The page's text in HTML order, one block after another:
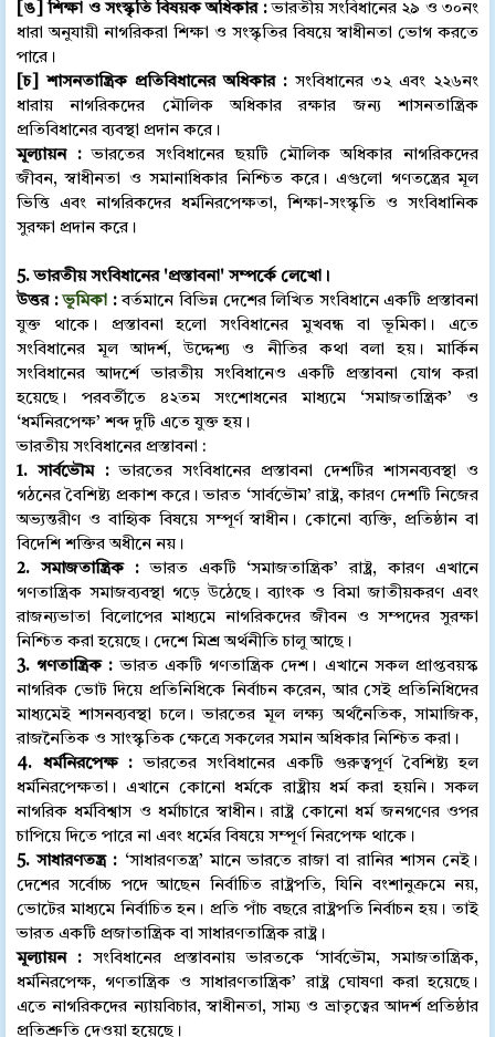
[ঙ] শিক্ষা ও সংস্কৃতি বিষয়ক অধিকার :ভারতীয় সংবিধানের ২৯ ও ৩০নং
ধারা অনুযায়ী নাগরিকরা শিক্ষা ও সংস্কৃতির বিষয়ে স্বাধীনতা ভোগ করতে
পারে।
[চ] শাসনতান্ত্রিক প্রতিবিধানের অধিকার : সংবিধানের ৩২ এবং ২২৬নং
ধারায় নাগরিকদের মৌলিক অধিকার রক্ষার জন্য শাসনতান্ত্রিক
প্রতিবিধানের ব্যবস্থা প্রদান করে।
মূল্যায়ন :ভারতের সংবিধানের ছয়টি মৌলিক অধিকার নাগরিকদের
জীবন, স্বাধীনতা ও সমানাধিকার নিশ্চিত করে। এগুলো গণতন্ত্রের মূল
ভিত্তি এবং নাগরিকদের ধর্মনিরপেক্ষতা, শিক্ষা-সংস্কৃতি ও সংবিধানিক
সুরক্ষা প্রদান করে।
5. ভারতীয় সংবিধানের 'প্রস্তাবনা' সম্পর্কে লেখো।
উত্তর :ভূমিকা :বর্তমানে বিভিন্ন দেশের লিখিত সংবিধানে একটি প্রস্তাবনা
যুক্ত থাকে। প্রস্তাবনা হলো সংবিধানের মুখবন্ধ বা ভূমিকা। এতে
সংবিধানের মূল আদর্শ, উদ্দেশ্য ও নীতির কথা বলা হয়। মার্কিন
সংবিধানের আদর্শে ভারতীয় সংবিধানেও একটি প্রস্তাবনা যোগ করা
হয়েছে। পরবর্তীতে ৪২তম সংশোধনের মাধ্যমে ‘সমাজতান্ত্রিক’ ও
‘ধর্মনিরপেক্ষ’ শব্দ দুটি এতে যুক্ত হয়।
ভারতীয় সংবিধানের প্রস্তাবনা :
1. সার্বভৌম :ভারতের সংবিধানের প্রস্তাবনা দেশটির শাসনব্যবস্থা ও
গঠনের বৈশিষ্ট্য প্রকাশ করে। ভারত ‘সার্বভৌম’ রাষ্ট্র, কারণ দেশটি নিজের
অভ্যন্তরীণ ও বাহ্যিক বিষয়ে সম্পূর্ণ স্বাধীন। কোনো ব্যক্তি, প্রতিষ্ঠান বা
বিদেশি শক্তির অধীনে নয়।
2. সমাজতান্ত্রিক :ভারত একটি ‘সমাজতান্ত্রিক’ রাষ্ট্র, কারণ এখানে
গণতান্ত্রিক সমাজব্যবস্থা গড়ে উঠেছে। ব্যাংক ও বিমা জাতীয়করণ এবং
রাজন্যভাতা বিলোপের মাধ্যমে নাগরিকদের জীবন ও সম্পদের সুরক্ষা
নিশ্চিত করা হয়েছে। দেশে মিশ্র অর্থনীতি চালু আছে।
3. গণতান্ত্রিক :ভারত একটি গণতান্ত্রিক দেশ। এখানে সকল প্রাপ্তবয়স্ক
নাগরিক ভোট দিয়ে প্রতিনিধিকে নির্বাচন করেন, আর সেই প্রতিনিধিদের
মাধ্যমেই শাসনব্যবস্থা চলে। ভারতের মূল লক্ষ্য অর্থনৈতিক, সামাজিক,
রাজনৈতিক ও সাংস্কৃতিক ক্ষেত্রে সকলের সমান অধিকার নিশ্চিত করা।
4. ধর্মনিরপেক্ষ :ভারতের সংবিধানের একটি গুরুত্বপূর্ণ বৈশিষ্ট্য হল
ধর্মনিরপেক্ষতা। এখানে কোনো ধর্মকে রাষ্ট্রীয় ধর্ম করা হয়নি। সকল
নাগরিক ধর্মবিশ্বাস ও ধর্মাচারে স্বাধীন। রাষ্ট্র কোনো ধর্ম জনগণের ওপর
চাপিয়ে দিতে পারে না এবং ধর্মের বিষয়ে সম্পূর্ণ নিরপেক্ষ থাকে।
5. সাধারণতন্ত্র : ‘সাধারণতন্ত্র’ মানে ভারতে রাজা বা রানির শাসন নেই।
দেশের সর্বোচ্চ পদে আছেন নির্বাচিত রাষ্ট্রপতি, যিনি বংশানুক্রমে নয়,
ভোটের মাধ্যমে নির্বাচিত হন। প্রতি পাঁচ বছরে রাষ্ট্রপতি নির্বাচন হয়। তাই
ভারত একটি প্রজাতান্ত্রিক বা সাধারণতান্ত্রিক রাষ্ট্র।
মূল্যায়ন : সংবিধানের প্রস্তাবনায় ভারতকে ‘সার্বভৌম, সমাজতান্ত্রিক,
ধর্মনিরপেক্ষ, গণতান্ত্রিক ও সাধারণতান্ত্রিক’ রাষ্ট্র ঘোষণা করা হয়েছে।
এতে নাগরিকদের ন্যায়বিচার, স্বাধীনতা, সাম্য ও ভ্রাতৃত্বের আদর্শ প্রতিষ্ঠার
প্রতিশ্রুতি দেওয়া হয়েছে।